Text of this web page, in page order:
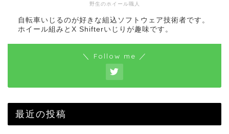
野生のホイール職人
自転車いじるのが好きな組込ソフトウェア技術者です。
ホイール組みとX Shifterいじりが趣味です。
＼ Follow me ／
最近の投稿